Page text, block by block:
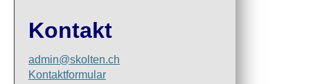
Kontakt
admin@skolten.ch
Kontaktformular